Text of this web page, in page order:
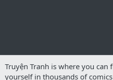
Truyện Tranh is where you
yourself in thousands of